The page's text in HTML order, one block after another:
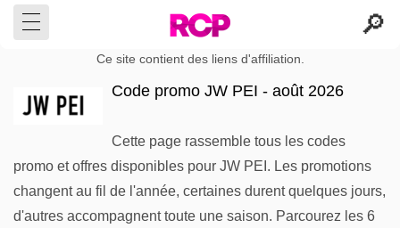
Ce site contient des liens d'affiliation.
Code promo JW PEI - août 2026
Cette page rassemble tous les codes
promo et offres disponibles pour JW PEI. Les promotions
changent au fil de l'année, certaines durent quelques jours,
d'autres accompagnent toute une saison. Parcourez les 6